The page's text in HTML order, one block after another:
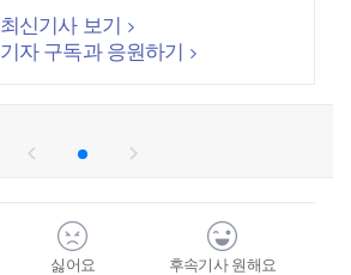
최신기사 보기
기자 구독과 응원하기
싫어요
후속기사 원해요